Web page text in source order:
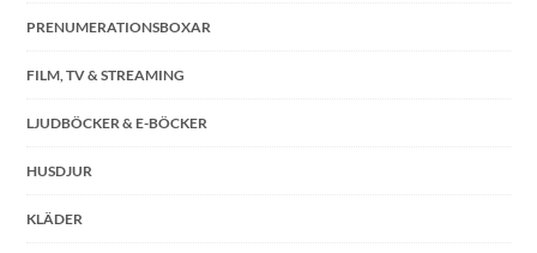
PRENUMERATIONSBOXAR
FILM, TV & STREAMING
LJUDBÖCKER & E-BÖCKER
HUSDJUR
KLÄDER